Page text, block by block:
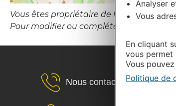
Analyser
Vous
En cliquant
vous permet
Vous
Politique de
Vous êtes propriétaire de
Pour modifier ou compléter cette fiche,
Nous contacter